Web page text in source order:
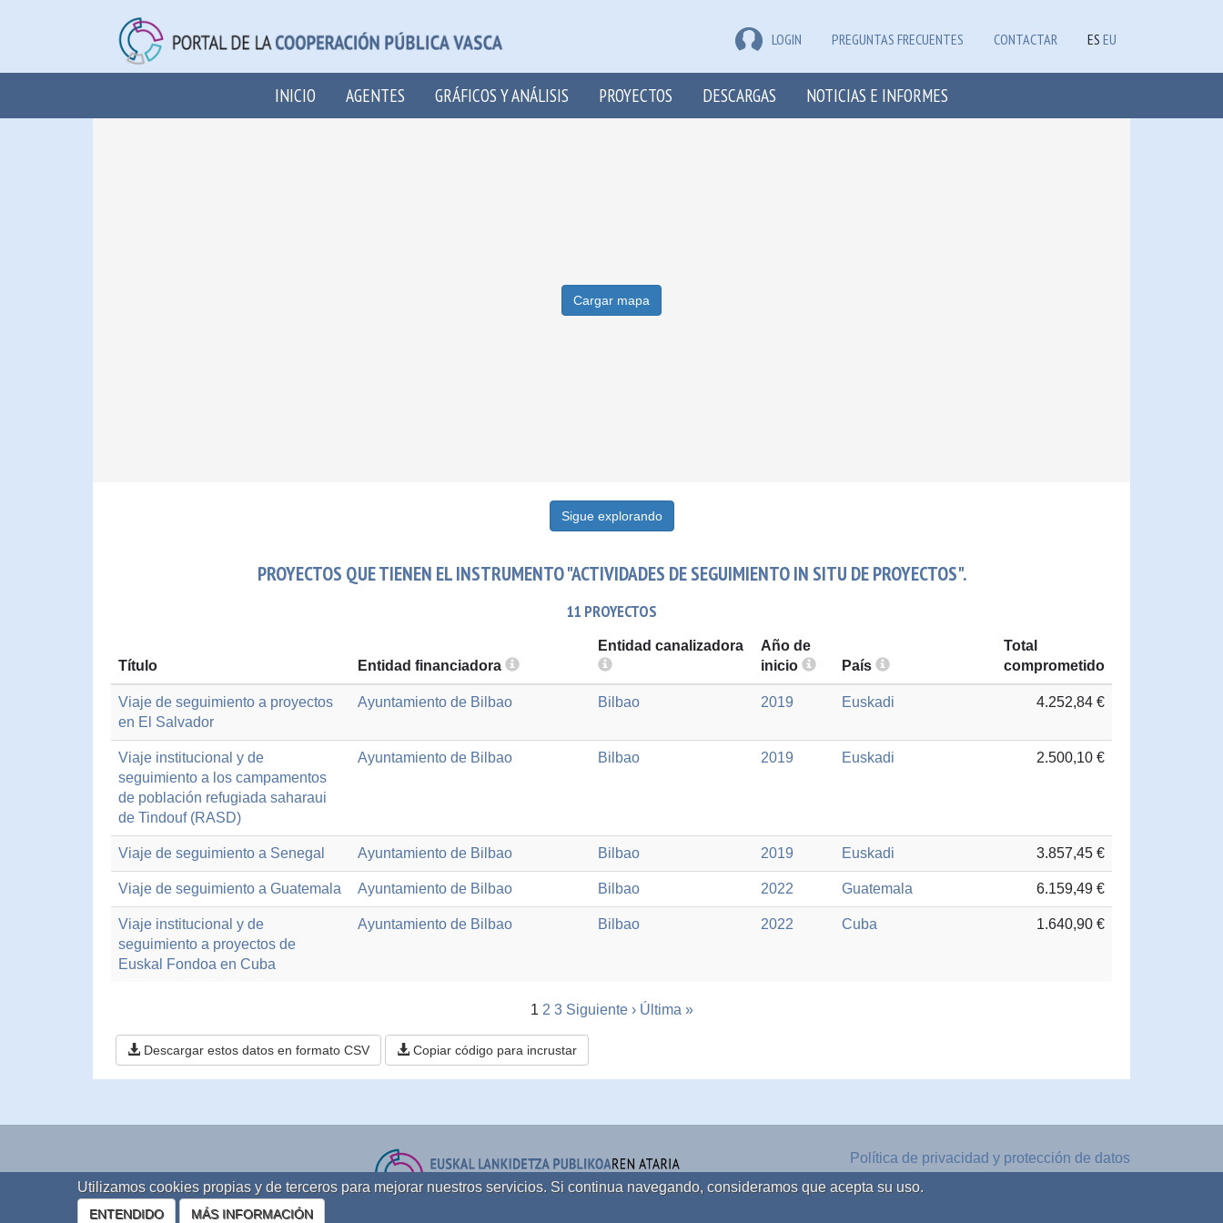
LOGIN PREGUNTAS FRECUENTES CONTACTAR ES EU
INICIO AGENTES GRÁFICOS Y ANÁLISIS PROYECTOS DESCARGAS NOTICIAS E INFORMES
Cargar mapa
Sigue explorando
PROYECTOS QUE TIENEN EL INSTRUMENTO "ACTIVIDADES DE SEGUIMIENTO IN SITU DE PROYECTOS".
11 PROYECTOS
Título Entidad financiadora
Entidad canalizadora
Año de
inicio
País
Total
comprometido
Viaje de seguimiento a proyectos
en El Salvador
Ayuntamiento de Bilbao Bilbao 2019 Euskadi 4.252,84 €
Viaje institucional y de
seguimiento a los campamentos
de población refugiada saharaui
de Tindouf (RASD)
Ayuntamiento de Bilbao Bilbao 2019 Euskadi 2.500,10 €
Viaje de seguimiento a Senegal Ayuntamiento de Bilbao Bilbao 2019 Euskadi 3.857,45 €
Viaje de seguimiento a Guatemala Ayuntamiento de Bilbao Bilbao 2022 Guatemala 6.159,49 €
Viaje institucional y de
seguimiento a proyectos de
Euskal Fondoa en Cuba
Ayuntamiento de Bilbao Bilbao 2022 Cuba 1.640,90 €
1 2 3 Siguiente › Última »
Descargar estos datos en formato CSV Copiar código para incrustar
Política de privacidad y protección de datos
Utilizamos cookies propias y de terceros para mejorar nuestros servicios. Si continua navegando, consideramos que acepta su uso.
ENTENDIDO MÁS INFORMACIÓN